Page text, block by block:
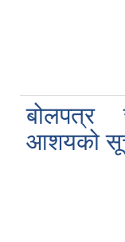
बोलपत्र
आशयको